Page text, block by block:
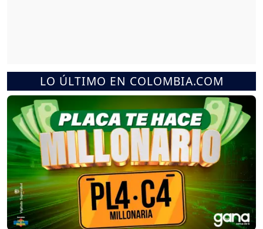
LO ÚLTIMO EN COLOMBIA.COM